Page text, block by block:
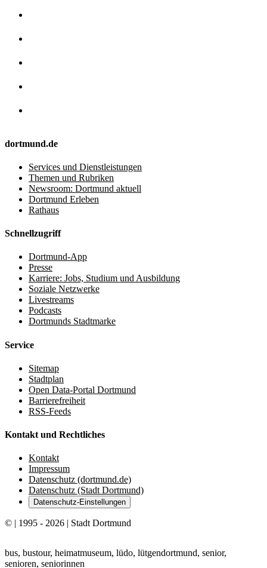
dortmund.de
Services und Dienstleistungen
Themen und Rubriken
Newsroom: Dortmund aktuell
Dortmund Erleben
Rathaus
Schnellzugriff
Dortmund-App
Presse
Karriere: Jobs, Studium und Ausbildung
Soziale Netzwerke
Livestreams
Podcasts
Dortmunds Stadtmarke
Service
Sitemap
Stadtplan
Open Data-Portal Dortmund
Barrierefreiheit
RSS-Feeds
Kontakt und Rechtliches
Kontakt
Impressum
Datenschutz (dortmund.de)
Datenschutz (Stadt Dortmund)
Datenschutz-Einstellungen
© | 1995 - 2026 | Stadt Dortmund
bus, bustour, heimatmuseum, lüdo, lütgendortmund, senior,
senioren, seniorinnen